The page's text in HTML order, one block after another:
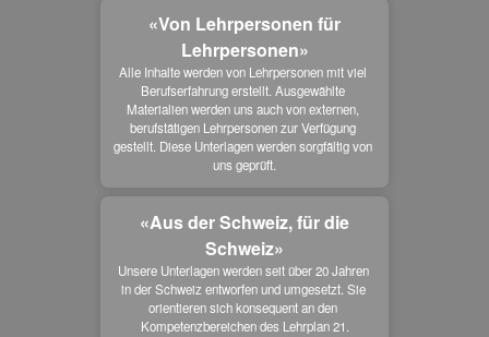
«Von Lehrpersonen für
Lehrpersonen»
Alle Inhalte werden von Lehrpersonen mit viel
Berufserfahrung erstellt. Ausgewählte
Materialien werden uns auch von externen,
berufstätigen Lehrpersonen zur Verfügung
gestellt. Diese Unterlagen werden sorgfältig von
uns geprüft.
«Aus der Schweiz, für die
Schweiz»
Unsere Unterlagen werden seit über 20 Jahren
in der Schweiz entworfen und umgesetzt. Sie
orientieren sich konsequent an den
Kompetenzbereichen des Lehrplan 21.